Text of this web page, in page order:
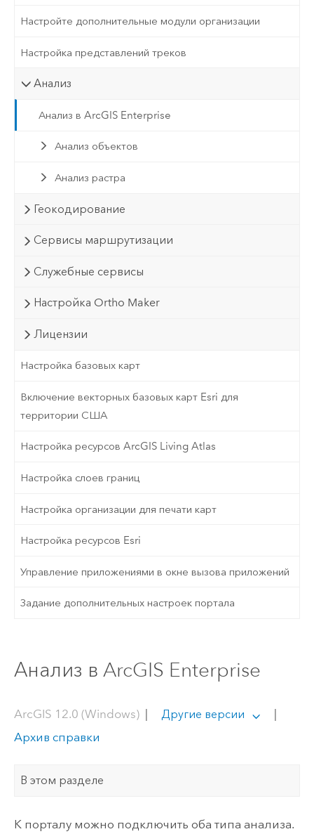
Настройте дополнительные модули организации
Настройка представлений треков
Анализ
Анализ в ArcGIS Enterprise
Анализ объектов
Анализ растра
Геокодирование
Сервисы маршрутизации
Служебные сервисы
Настройка Ortho Maker
Лицензии
Настройка базовых карт
Включение векторных базовых карт Esri для
территории США
Настройка ресурсов ArcGIS Living Atlas
Настройка слоев границ
Настройка организации для печати карт
Настройка ресурсов Esri
Управление приложениями в окне вызова приложений
Задание дополнительных настроек портала
Анализ в ArcGIS Enterprise
ArcGIS 12.0 (Windows)| Другие версии
Архив справки
В этом разделе
К порталу можно подключить оба типа анализа.